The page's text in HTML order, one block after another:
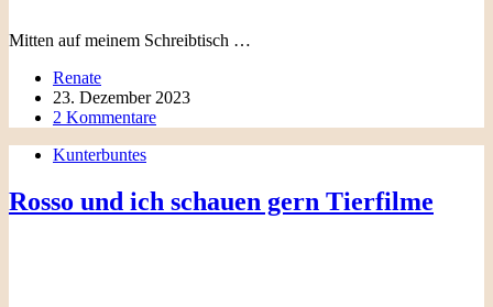
Mitten auf meinem Schreibtisch …
Renate
23. Dezember 2023
2 Kommentare
Kunterbuntes
Rosso und ich schauen gern Tierfilme